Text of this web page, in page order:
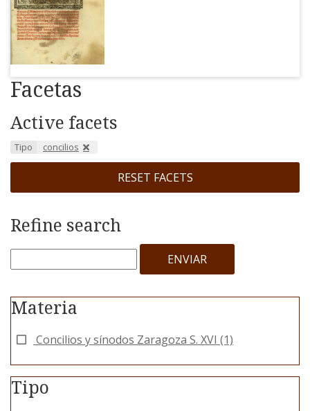
Facetas
Active facets
Tipo concilios
RESET FACETS
Refine search
ENVIAR
Materia
Concilios y sínodos Zaragoza S. XVI (1)
Tipo